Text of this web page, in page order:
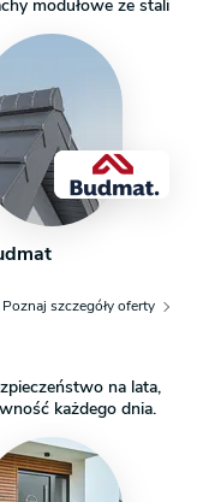
30% zadatku
modułowe ze stali
Poznaj szczegóły oferty
na lata,
każdego dnia.